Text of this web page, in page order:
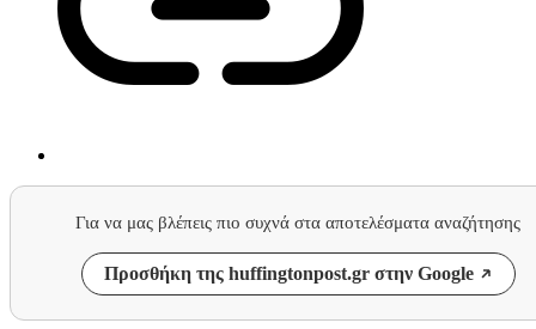
Για να μας βλέπεις πιο συχνά στα αποτελέσματα αναζήτησης
Προσθήκη της huffingtonpost.gr στην Google